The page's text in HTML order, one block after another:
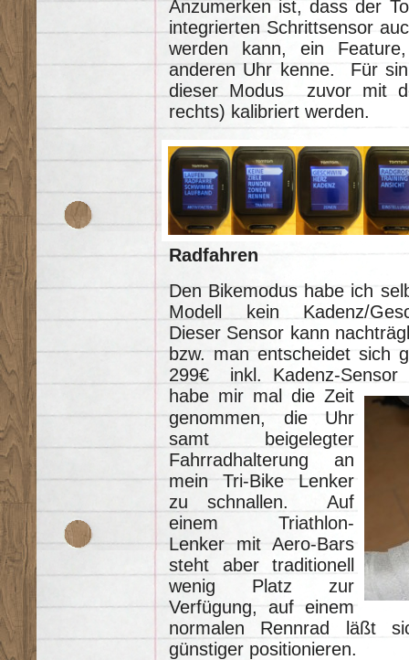
Anzumerken ist, dass der
integrierten Schrittsensor
werden kann, ein
anderen Uhr kenne. Für
dieser Modus zuvor mit
rechts) kalibriert werden.
Radfahren
Den Bikemodus habe ich
Modell kein Kadenz/
Dieser Sensor kann
bzw. man entscheidet sich
299€ inkl. Kadenz-Sensor
habe mir mal die Zeit
genommen, die Uhr
samt beigelegter
Fahrradhalterung an
mein Tri-Bike Lenker
zu schnallen. Auf
einem Triathlon-
Lenker mit Aero-Bars
steht aber traditionell
wenig Platz zur
Verfügung, auf einem
normalen Rennrad läßt
günstiger positionieren.